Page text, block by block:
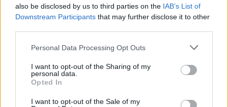
also be disclosed by us to third parties on the IAB’s List of
Downstream Participants that may further disclose it to other
Personal Data Processing Opt Outs
I want to opt-out of the Sharing of my
personal data.
Opted In
I want to opt-out of the Sale of my
Ajax groeit onder Míchel, maar transfermarkt
blijft cruciaal
Ajax-talent Mohamed Abdalla schrijft Europese
Shane Kluivert krijgt kans van Flick en begint in